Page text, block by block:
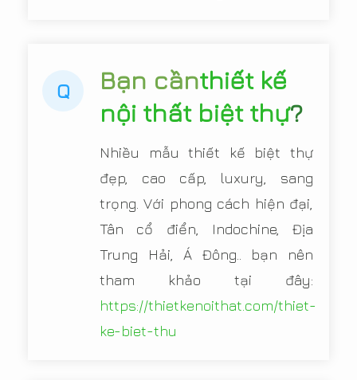
Q Bạn cầnthiết kế
nội thất biệt thự?
Nhiều mẫu thiết kế biệt thự
đẹp, cao cấp, luxury, sang
trọng. Với phong cách hiện đại,
Tân cổ điển, Indochine, Địa
Trung Hải, Á Đông.. bạn nên
tham khảo tại đây:
https://thietkenoithat.com/thiet-
ke-biet-thu